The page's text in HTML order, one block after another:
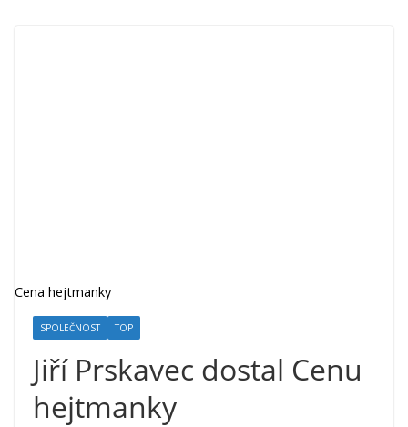
Cena hejtmanky
SPOLEČNOST TOP
Jiří Prskavec dostal Cenu
hejtmanky